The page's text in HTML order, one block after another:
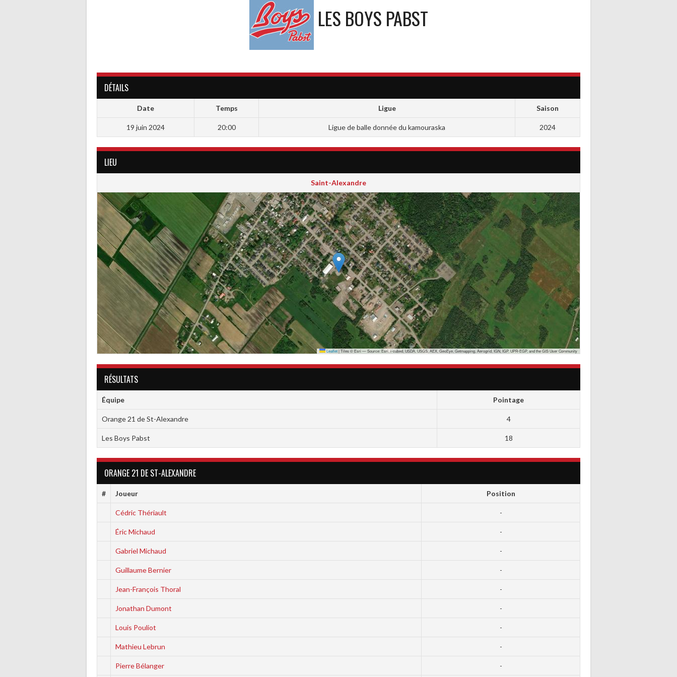
LES BOYS PABST
DÉTAILS
Date Temps Ligue Saison
19 juin 2024 20:00 Ligue de balle donnée du kamouraska 2024
LIEU
Saint-Alexandre
Leaflet|Tiles © Esri — Source: Esri, i-cubed, USDA, USGS, AEX, GeoEye, Getmapping, Aerogrid, IGN, IGP, UPR-EGP, and the GIS User Community
RÉSULTATS
Équipe Pointage
Orange 21 de St-Alexandre 4
Les Boys Pabst 18
ORANGE 21 DE ST-ALEXANDRE
# Joueur Position
Cédric Thériault -
Éric Michaud -
Gabriel Michaud -
Guillaume Bernier -
Jean-François Thoral -
Jonathan Dumont -
Louis Pouliot -
Mathieu Lebrun -
Pierre Bélanger -